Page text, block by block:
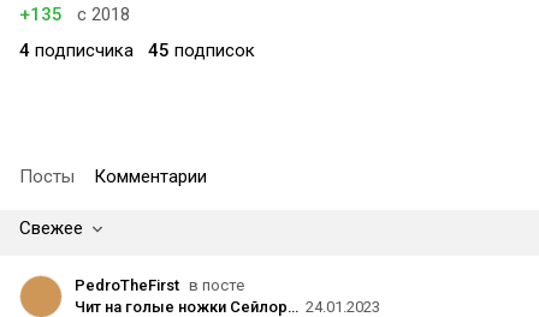
+135
с 2018
4 подписчика 45 подписок
Посты Комментарии
Свежее
PedroTheFirst в посте
Чит на голые ножки Сейлор Мун и тентакли в The Last of Us: игроки назвали самые бесполезные факты о видеоиграх 24.01.2023